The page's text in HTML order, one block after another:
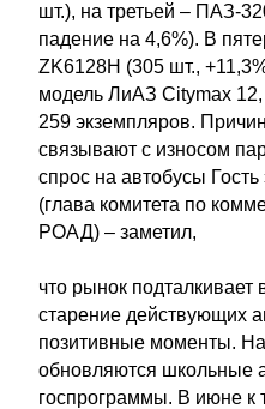
шт.), на третьей – ПАЗ-
падение на 4,6%). В
ZK6128H (305 шт.,
модель ЛиАЗ Citymax
259 экземпляров.
связывают с износом
спрос на автобусы
(глава комитета по
РОАД) – заметил,
что рынок подталкивает
старение действующих
позитивные моменты.
обновляются школьные
госпрограммы. В июне к